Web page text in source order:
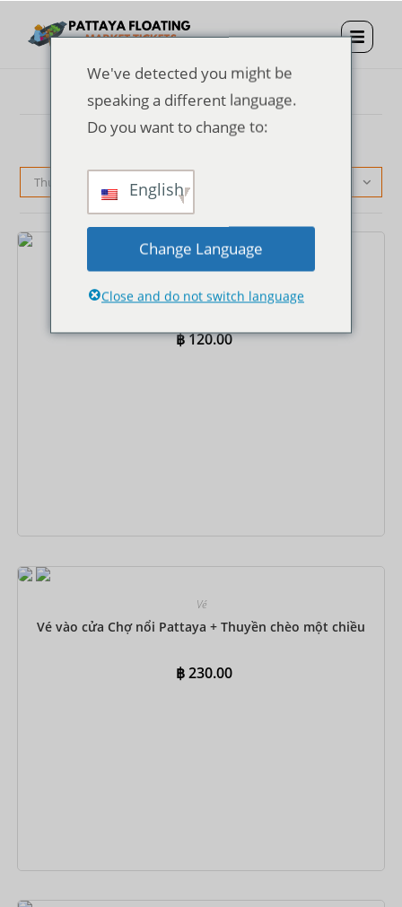
Thứ tự mặc định
Vé
Vé vào cửa Chợ nổi Pattaya
฿120.00
Đặt ngay
Vé
Vé vào cửa Chợ nổi Pattaya + Thuyền chèo một chiều
฿230.00
Đặt ngay
We've detected you might be
speaking a different language.
Do you want to change to:
English
Change Language
Close and do not switch language